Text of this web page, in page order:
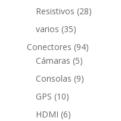
producto
Resistivos 2828
varios 3535
productos
Conectores 9494
Cámaras 55
productos
Consolas 99
GPS 1010
productos
HDMI 66